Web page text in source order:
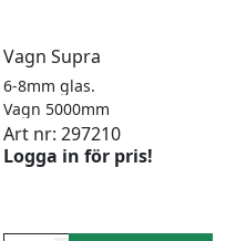
Vagn Supra
6-8mm glas.
Vagn 5000mm
Art nr: 297210
Logga in för pris!